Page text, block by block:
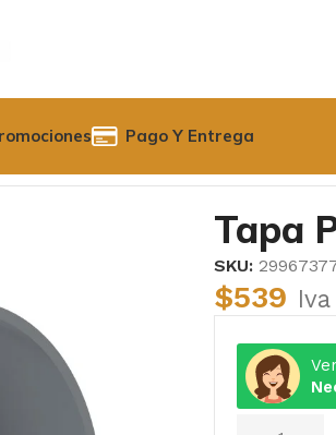
Pago Y Entrega
Tapa
SKU:
$539